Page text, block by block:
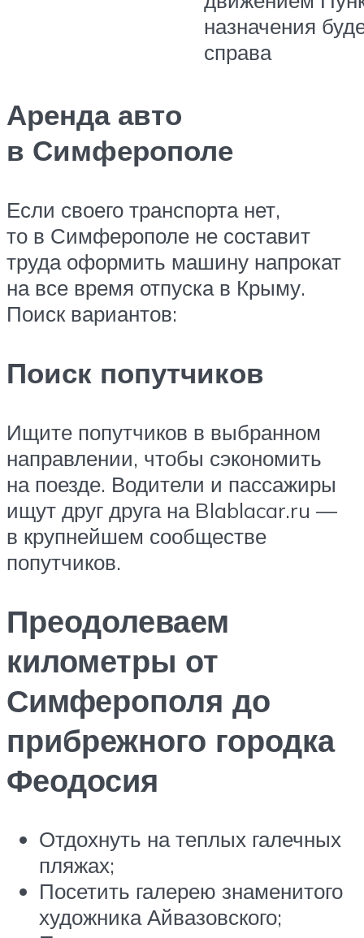
назначения
справа
Аренда авто
в Симферополе
Если своего транспорта нет,
то в Симферополе не составит
труда оформить машину напрокат
на все время отпуска в Крыму.
Поиск вариантов:
Поиск попутчиков
Ищите попутчиков в выбранном
направлении, чтобы сэкономить
на поезде. Водители и пассажиры
ищут друг друга на Blablacar.ru —
в крупнейшем сообществе
попутчиков.
Преодолеваем
километры от
Симферополя до
прибрежного городка
Феодосия
Отдохнуть на теплых галечных
пляжах;
Посетить галерею знаменитого
художника Айвазовского;